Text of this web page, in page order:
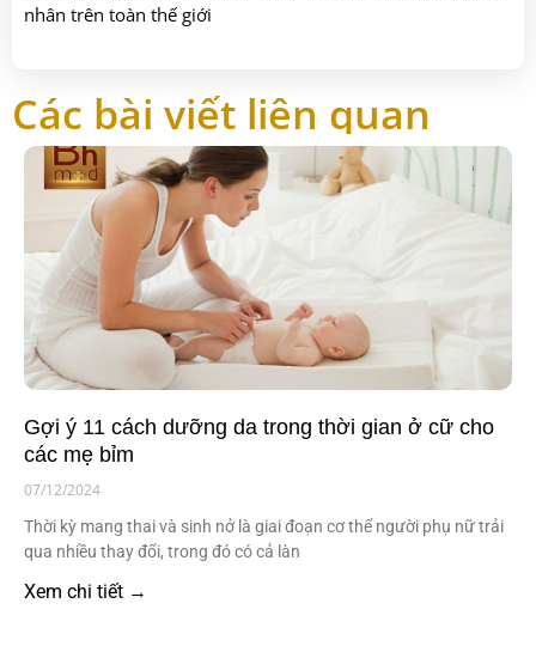
nhân trên toàn thế giới
Các bài viết liên quan
Gợi ý 11 cách dưỡng da trong thời gian ở cữ cho
các mẹ bỉm
07/12/2024
Thời kỳ mang thai và sinh nở là giai đoạn cơ thể người phụ nữ trải
qua nhiều thay đổi, trong đó có cả làn
Xem chi tiết →